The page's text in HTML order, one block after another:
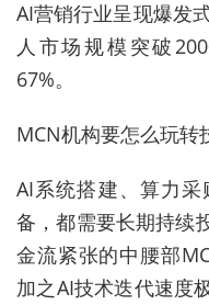
AI营销行业呈现爆发
人市场规模突破
67%。
MCN机构要怎么玩转
AI系统搭建、算力
备，都需要长期持续
金流紧张的中腰部
加之AI技术迭代速度